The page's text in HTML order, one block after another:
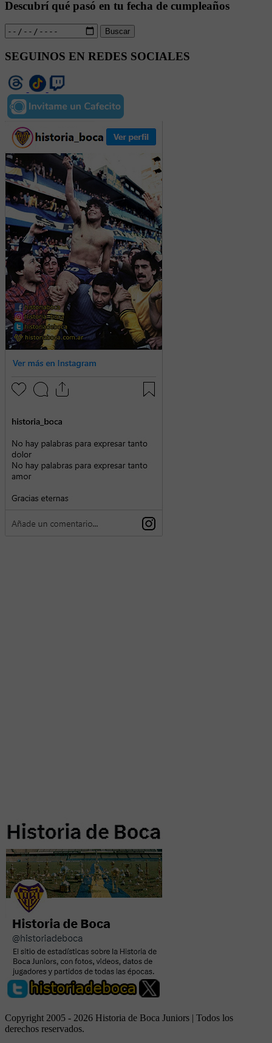
Descubrí qué pasó en tu fecha de cumpleaños
Buscar
SEGUINOS EN REDES SOCIALES
Copyright 2005 - 2026 Historia de Boca Juniors | Todos los
derechos reservados.